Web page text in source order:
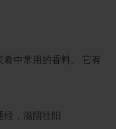
中常用的香料。 它有
经，滋阴壮阳